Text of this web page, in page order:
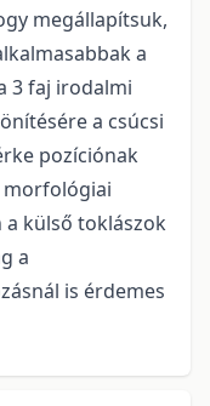
megállapítsuk,
a
3 faj irodalmi
a csúcsi
pozíciónak
külső toklászok
a
is érdemes